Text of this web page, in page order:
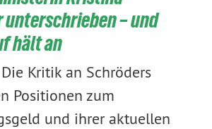
unterschrieben – und
hält an
Die Kritik an Schröders
Positionen zum
und ihrer aktuellen